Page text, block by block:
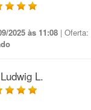
2025 às 11:08 | Oferta:
Ludwig L.